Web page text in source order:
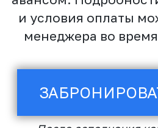
196084, Россия, г. Санкт-Петербург,
д. 12, литера А, кв.8
Пользовательское соглашение